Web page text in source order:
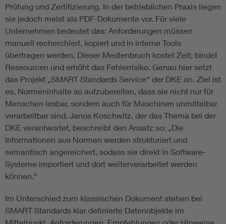
Prüfung und Zertifizierung. In der betrieblichen Praxis liegen
sie jedoch meist als PDF-Dokumente vor. Für viele
Unternehmen bedeutet das: Anforderungen müssen
manuell recherchiert, kopiert und in interne Tools
übertragen werden. Dieser Medienbruch kostet Zeit, bindet
Ressourcen und erhöht das Fehlerrisiko. Genau hier setzt
das Projekt „SMART Standards Service“ der DKE an. Ziel ist
es, Normeninhalte so aufzubereiten, dass sie nicht nur für
Menschen lesbar, sondern auch für Maschinen unmittelbar
verarbeitbar sind. Janos Koschwitz, der das Thema bei der
DKE verantwortet, beschreibt den Ansatz so: „Die
Informationen aus Normen werden strukturiert und
semantisch angereichert, sodass sie direkt in Software-
Systeme importiert und dort weiterverarbeitet werden
können.“
Im Unterschied zum klassischen Dokument stehen bei
SMART Standards klar definierte Datenobjekte im